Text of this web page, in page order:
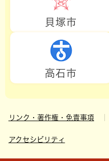
貝塚市
高石市
リンク・著作権・免責事項
アクセシビリティ